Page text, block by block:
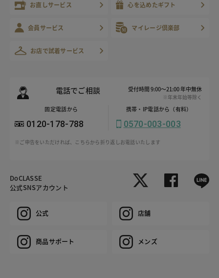
お直しサービス 心を込めたギフト
会員サービス マイレージ倶楽部
お店で試着サービス
電話でご相談 受付時間 9:00～21:00 年中無休
※年末年始等除く
固定電話から
0120-178-788
携帯・IP電話から（有料）
0570-003-003
※ご申告をいただければ、こちらから折り返しお電話いたします
DoCLASSE
公式SNSアカウント
公式 店舗
商品サポート メンズ